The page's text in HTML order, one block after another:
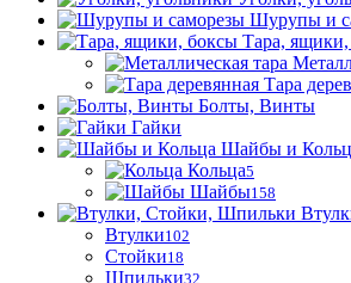
Шурупы и
Тара,
Тара
Болты, Винты
Гайки
Шайбы и
Кольца5
Шайбы158
Втулки102
Стойки18
Шпильки32